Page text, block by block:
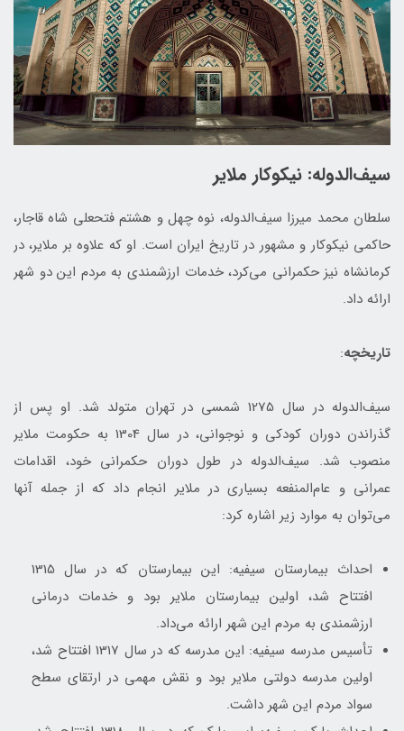
سیف‌الدوله: نیکوکار ملایر
سلطان محمد میرزا سیف‌الدوله، نوه چهل و هشتم فتحعلی شاه قاجار،
حاکمی نیکوکار و مشهور در تاریخ ایران است. او که علاوه بر ملایر، در
کرمانشاه نیز حکمرانی می‌کرد، خدمات ارزشمندی به مردم این دو شهر
ارائه داد.
تاریخچه:
سیف‌الدوله در سال 1275 شمسی در تهران متولد شد. او پس از
گذراندن دوران کودکی و نوجوانی، در سال 1304 به حکومت ملایر
منصوب شد. سیف‌الدوله در طول دوران حکمرانی خود، اقدامات
عمرانی و عام‌المنفعه بسیاری در ملایر انجام داد که از جمله آنها
می‌توان به موارد زیر اشاره کرد:
احداث بیمارستان سیفیه: این بیمارستان که در سال 1315
افتتاح شد، اولین بیمارستان ملایر بود و خدمات درمانی
ارزشمندی به مردم این شهر ارائه می‌داد.
تأسیس مدرسه سیفیه: این مدرسه که در سال 1317 افتتاح شد،
اولین مدرسه دولتی ملایر بود و نقش مهمی در ارتقای سطح
سواد مردم این شهر داشت.